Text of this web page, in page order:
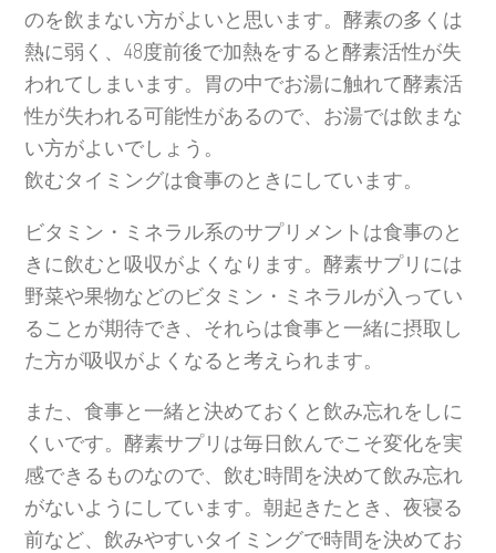
のを飲まない方がよいと思います。酵素の多くは
熱に弱く、48度前後で加熱をすると酵素活性が失
われてしまいます。胃の中でお湯に触れて酵素活
性が失われる可能性があるので、お湯では飲まな
い方がよいでしょう。
飲むタイミングは食事のときにしています。
ビタミン・ミネラル系のサプリメントは食事のと
きに飲むと吸収がよくなります。酵素サプリには
野菜や果物などのビタミン・ミネラルが入ってい
ることが期待でき、それらは食事と一緒に摂取し
た方が吸収がよくなると考えられます。
また、食事と一緒と決めておくと飲み忘れをしに
くいです。酵素サプリは毎日飲んでこそ変化を実
感できるものなので、飲む時間を決めて飲み忘れ
がないようにしています。朝起きたとき、夜寝る
前など、飲みやすいタイミングで時間を決めてお